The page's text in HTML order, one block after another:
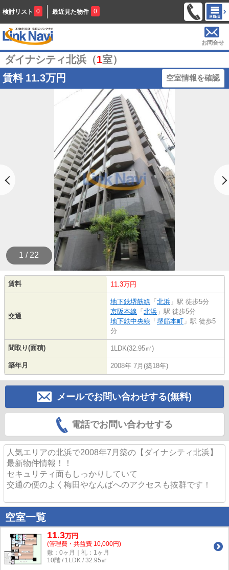
検討リスト 0 最近見た物件 0
お問合せ
ダイナシティ北浜（1室）
賃料 11.3万円 空室情報を確認
1 / 22
賃料 11.3万円
交通
地下鉄堺筋線 「 北浜 」駅 徒歩5分
京阪本線 「 北浜 」駅 徒歩5分
地下鉄中央線 「 堺筋本町 」駅 徒歩5
分
間取り(面積) 1LDK(32.95㎡)
築年月 2008年 7月(築18年)
メールでお問い合わせする(無料)
電話でお問い合わせする
人気エリアの北浜で2008年7月築の【ダイナシティ北浜】
最新物件情報！！
セキュリティ面もしっかりしていて
交通の便のよく梅田やなんばへのアクセスも抜群です！
空室一覧
11.3万円
(管理費・共益費 10,000円)
敷：0ヶ月｜礼：1ヶ月
10階 / 1LDK / 32.95㎡